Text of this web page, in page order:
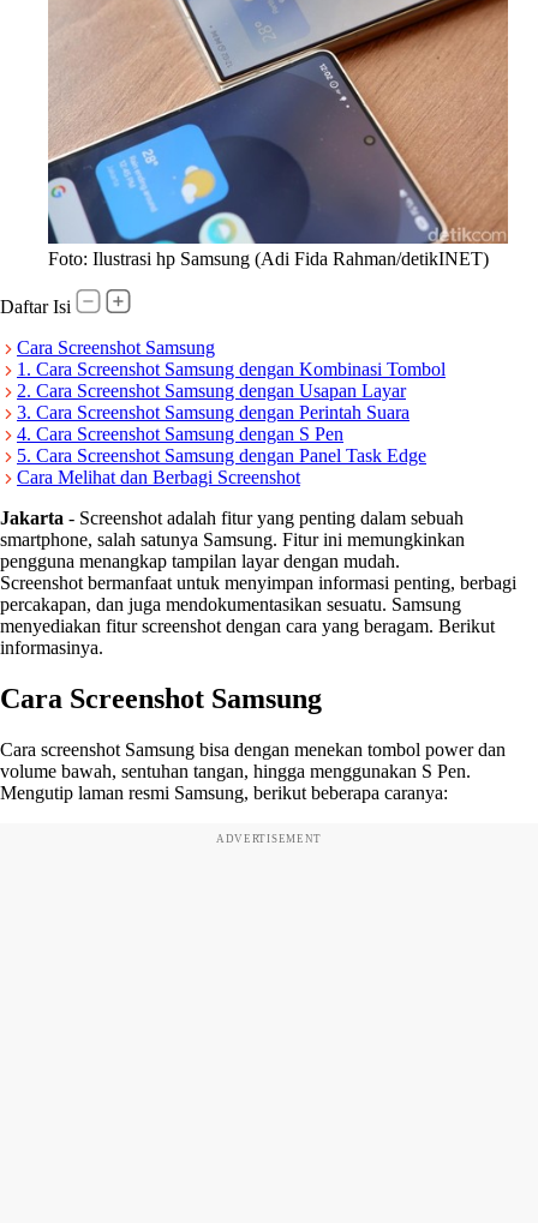
Foto: Ilustrasi hp Samsung (Adi Fida Rahman/detikINET)
Daftar Isi
Cara Screenshot Samsung
1. Cara Screenshot Samsung dengan Kombinasi Tombol
2. Cara Screenshot Samsung dengan Usapan Layar
3. Cara Screenshot Samsung dengan Perintah Suara
4. Cara Screenshot Samsung dengan S Pen
5. Cara Screenshot Samsung dengan Panel Task Edge
Cara Melihat dan Berbagi Screenshot
Jakarta - Screenshot adalah fitur yang penting dalam sebuah
smartphone, salah satunya Samsung. Fitur ini memungkinkan
pengguna menangkap tampilan layar dengan mudah.
Screenshot bermanfaat untuk menyimpan informasi penting, berbagi
percakapan, dan juga mendokumentasikan sesuatu. Samsung
menyediakan fitur screenshot dengan cara yang beragam. Berikut
informasinya.
Cara Screenshot Samsung
Cara screenshot Samsung bisa dengan menekan tombol power dan
volume bawah, sentuhan tangan, hingga menggunakan S Pen.
Mengutip laman resmi Samsung, berikut beberapa caranya:
ADVERTISEMENT